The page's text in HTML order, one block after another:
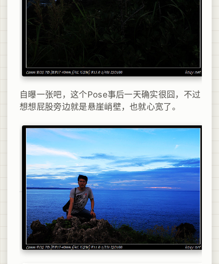
自曝一张吧，这个Pose事后一天确实很囧，不过
想想屁股旁边就是悬崖峭壁，也就心宽了。